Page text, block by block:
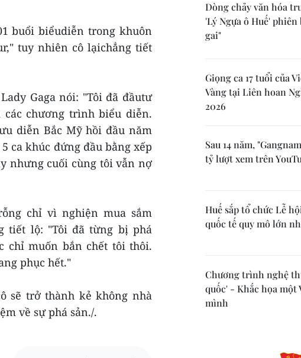
buổi biểudiễn trong khuôn
tuy nhiên cô lạichẳng tiết
Gaga nói: "Tôi đã đầutư
chương trình biểu diễn.
diễn Bắc Mỹ hồi đầu năm
ca khúc đứng đầu bằng xếp
nhưng cuối cùng tôi vẫn nợ
chỉ vì nghiện mua sắm
tiết lộ: "Tôi đã từng bị phá
chỉ muốn bắn chết tôi thôi.
phục hết."
sẽ trở thành kẻ không nhà
về sự phá sản./.
Dòng chảy văn hóa
'Lý Ngựa ô Huế'
gai"
Giọng ca 17 tuổi của
Vàng tại Liên hoan
2026
Sau 14 năm,
tỷ lượt xem trên
Huế sắp tổ chức Lễ
quốc tế quy mô lớn
Chương trình nghệ
quốc' - Khắc họa một
mình